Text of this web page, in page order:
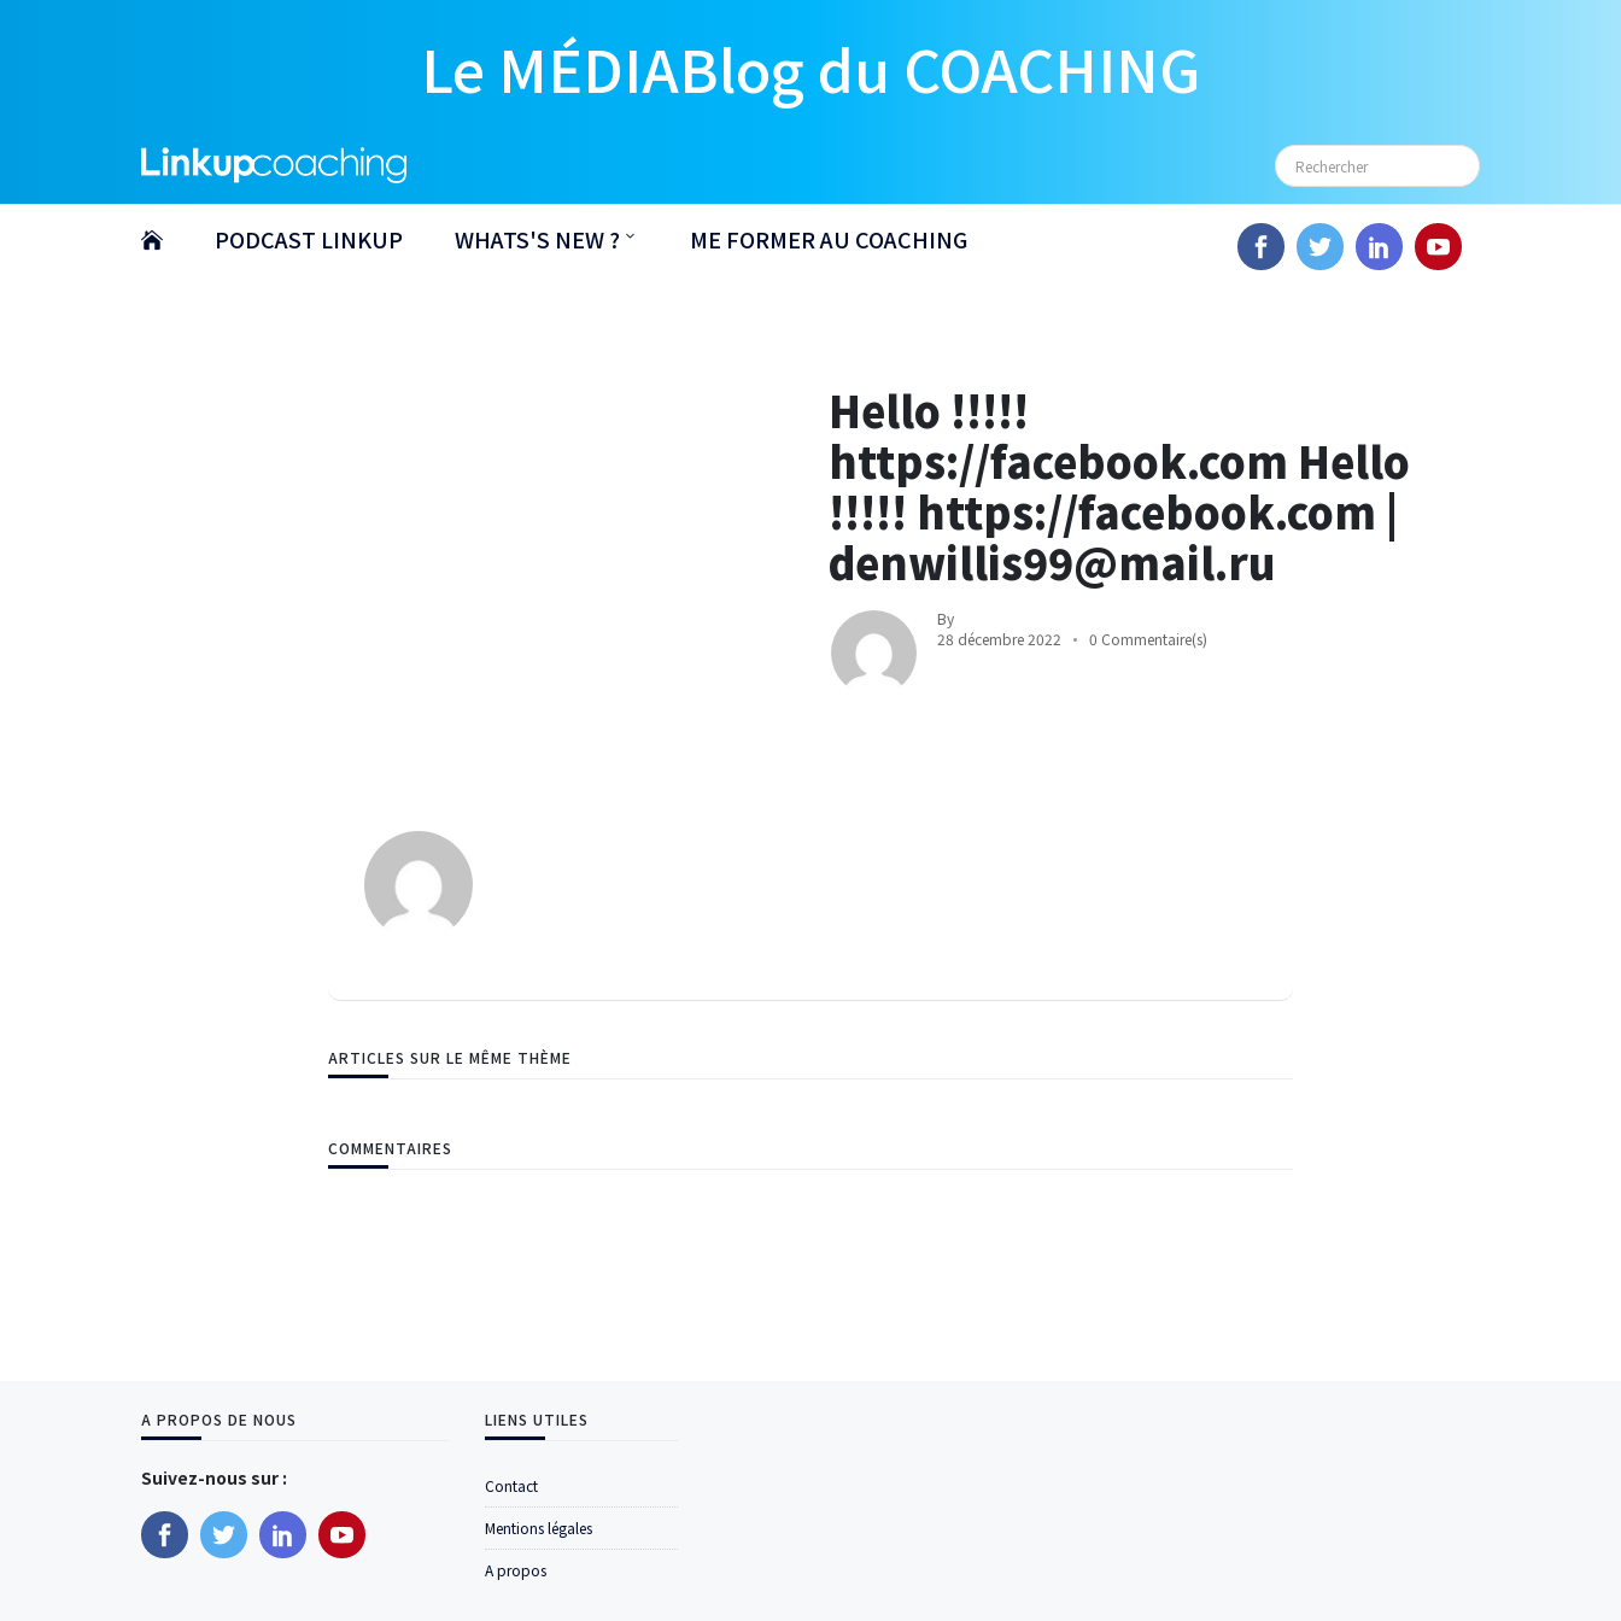
Le MÉDIABlog du COACHING
PODCAST LINKUP WHATS'S NEW ? ME FORMER AU COACHING
Hello !!!!!
https://facebook.com Hello
!!!!! https://facebook.com |
denwillis99@mail.ru
By
28 décembre 2022
0 Commentaire(s)
ARTICLES SUR LE MÊME THÈME
COMMENTAIRES
A PROPOS DE NOUS
Suivez-nous sur :
LIENS UTILES
Contact
Mentions légales
A propos